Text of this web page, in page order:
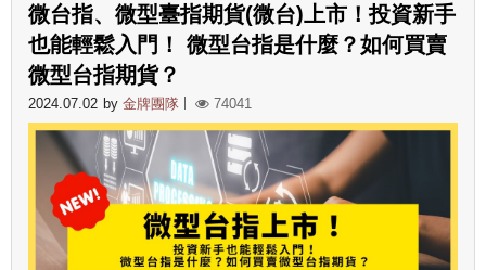
微台指、微型臺指期貨(微台)上市！投資新手
也能輕鬆入門！ 微型台指是什麼？如何買賣
微型台指期貨？
2024.07.02 by 金牌團隊 74041